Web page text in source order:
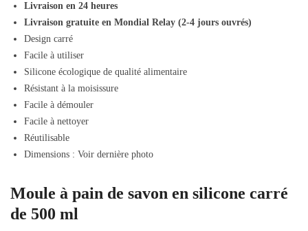
Livraison en 24 heures
Livraison gratuite en Mondial Relay (2-4 jours ouvrés)
Design carré
Facile à utiliser
Silicone écologique de qualité alimentaire
Résistant à la moisissure
Facile à démouler
Facile à nettoyer
Réutilisable
Dimensions : Voir dernière photo
Moule à pain de savon en silicone carré
de 500 ml